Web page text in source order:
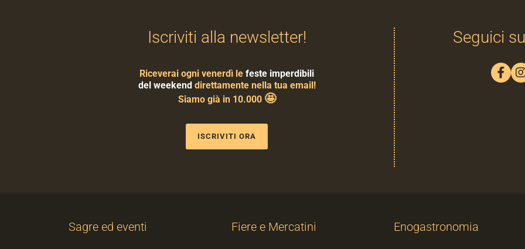
Iscriviti alla newsletter!
Riceverai ogni venerdì le feste imperdibili
del weekend direttamente nella tua email!
Siamo già in 10.000 🤩
ISCRIVITI ORA
Seguici
Sagre ed eventi Fiere e Mercatini Enogastronomia